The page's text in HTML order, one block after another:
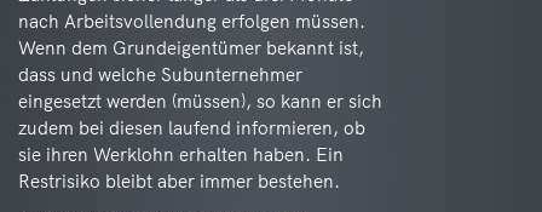
nach Arbeitsvollendung erfolgen müssen.
Wenn dem Grundeigentümer bekannt ist,
dass und welche Subunternehmer
eingesetzt werden (müssen), so kann er sich
zudem bei diesen laufend informieren, ob
sie ihren Werklohn erhalten haben. Ein
Restrisiko bleibt aber immer bestehen.